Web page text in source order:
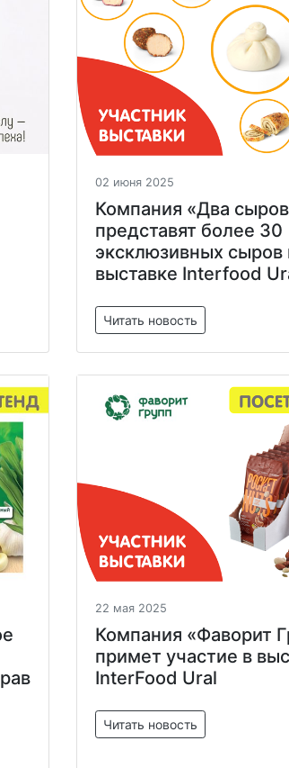
02 июня 2025
Компания «Два
представят более 30
эксклюзивных сыров
выставке Interfood
Читать новость
22 мая 2025
Компания «Фаворит
примет участие в
InterFood Ural
Читать новость